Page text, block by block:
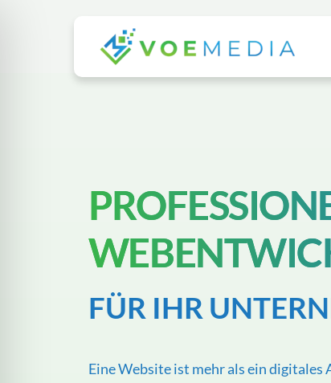
FÜR IHR
Eine Website ist mehr als ein digitales